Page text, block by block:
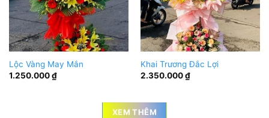
Lộc Vàng May Mắn
1.250.000₫
Khai Trương Đắc Lợi
2.350.000₫
XEM THÊM